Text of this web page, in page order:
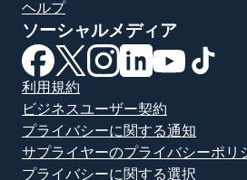
ヘルプ
ソーシャルメディア
（別ウィンドウで開きます）
（別ウィンドウで開きま
（別ウィンドウで
（別ウィンド
（別ウィ
利用規約
ビジネスユーザー契約
プライバシーに関する通知
サプライヤーのプライバシーポリ
プライバシーに関する選択